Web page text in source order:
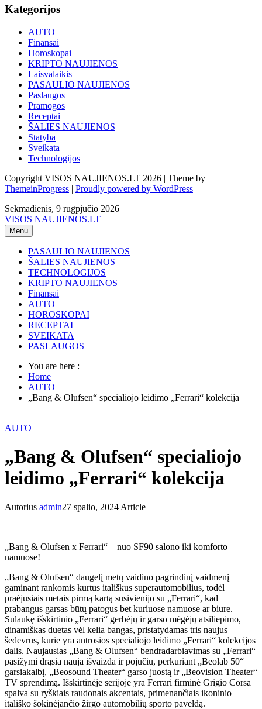
Kategorijos
AUTO
Finansai
Horoskopai
KRIPTO NAUJIENOS
Laisvalaikis
PASAULIO NAUJIENOS
Paslaugos
Pramogos
Receptai
ŠALIES NAUJIENOS
Statyba
Sveikata
Technologijos
Copyright VISOS NAUJIENOS.LT 2026 | Theme by
ThemeinProgress | Proudly powered by WordPress
Sekmadienis, 9 rugpjūčio 2026
VISOS NAUJIENOS.LT
Menu
PASAULIO NAUJIENOS
ŠALIES NAUJIENOS
TECHNOLOGIJOS
KRIPTO NAUJIENOS
Finansai
AUTO
HOROSKOPAI
RECEPTAI
SVEIKATA
PASLAUGOS
You are here :
Home
AUTO
„Bang & Olufsen“ specialiojo leidimo „Ferrari“ kolekcija
AUTO
„Bang & Olufsen“ specialiojo
leidimo „Ferrari“ kolekcija
Autorius admin27 spalio, 2024 Article
„Bang & Olufsen x Ferrari“ – nuo ​​SF90 salono iki komforto
namuose!
„Bang & Olufsen“ daugelį metų vaidino pagrindinį vaidmenį
gaminant rankomis kurtus itališkus superautomobilius, todėl
praėjusiais metais pirmą kartą susivienijo su „Ferrari“, kad
prabangus garsas būtų patogus bet kuriuose namuose ar biure.
Sulaukę išskirtinio „Ferrari“ gerbėjų ir garso mėgėjų atsiliepimo,
dinamiškas duetas vėl kelia bangas, pristatydamas tris naujus
šedevrus, kurie yra antrosios specialiojo leidimo „Ferrari“ kolekcijos
dalis. Naujausias „Bang & Olufsen“ bendradarbiavimas su „Ferrari“
pasižymi drąsia nauja išvaizda ir pojūčiu, perkuriant „Beolab 50“
garsiakalbį, „Beosound Theater“ garso juostą ir „Beovision Theater“
TV sprendimą. Išskirtinėje serijoje yra Ferrari firminė Grigio Corsa
spalva su ryškiais raudonais akcentais, primenančiais ikoninio
itališko šokinėjančio žirgo automobilių sporto paveldą.